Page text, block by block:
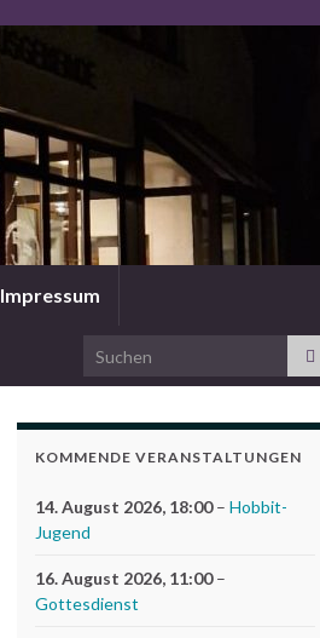
Impressum
Search for:
KOMMENDE VERANSTALTUNGEN
14. August 2026, 18:00– Hobbit-
Jugend
16. August 2026, 11:00–
Gottesdienst